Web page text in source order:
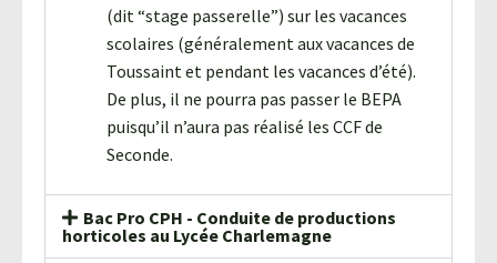
(dit “stage passerelle”) sur les vacances
scolaires (généralement aux vacances de
Toussaint et pendant les vacances d’été).
De plus, il ne pourra pas passer le BEPA
puisqu’il n’aura pas réalisé les CCF de
Seconde.
Bac Pro CPH - Conduite de productions
horticoles au Lycée Charlemagne